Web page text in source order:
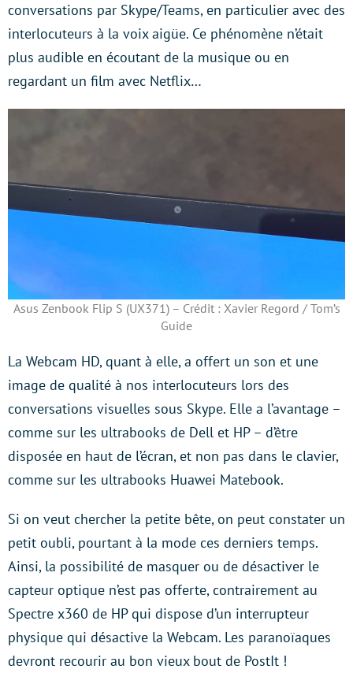
conversations par Skype/Teams, en particulier avec des
interlocuteurs à la voix aigüe. Ce phénomène n’était
plus audible en écoutant de la musique ou en
regardant un film avec Netflix…
Asus Zenbook Flip S (UX371) – Crédit : Xavier Regord / Tom’s
Guide
La Webcam HD, quant à elle, a offert un son et une
image de qualité à nos interlocuteurs lors des
conversations visuelles sous Skype. Elle a l’avantage –
comme sur les ultrabooks de Dell et HP – d’être
disposée en haut de l’écran, et non pas dans le clavier,
comme sur les ultrabooks Huawei Matebook.
Si on veut chercher la petite bête, on peut constater un
petit oubli, pourtant à la mode ces derniers temps.
Ainsi, la possibilité de masquer ou de désactiver le
capteur optique n’est pas offerte, contrairement au
Spectre x360 de HP qui dispose d’un interrupteur
physique qui désactive la Webcam. Les paranoïaques
devront recourir au bon vieux bout de PostIt !